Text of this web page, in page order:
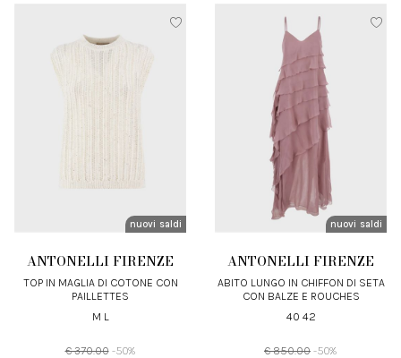
nuovi arrivi
saldi
ANTONELLI FIRENZE
TOP IN MAGLIA DI COTONE CON
PAILLETTES
M L
€ 370.00 -50%
nuovi arrivi
saldi
ANTONELLI FIRENZE
ABITO LUNGO IN CHIFFON DI SETA
CON BALZE E ROUCHES
40 42
€ 850.00 -50%